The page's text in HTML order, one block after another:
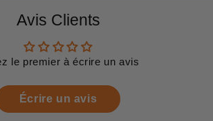
Avis Clients
le premier à écrire un avis
Écrire un avis